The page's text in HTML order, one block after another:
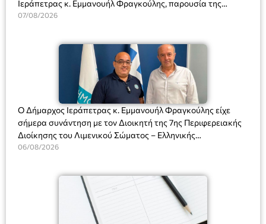
Ιεράπετρας κ. Εμμανουήλ Φραγκούλης, παρουσία της
Διευθύντριας του σχολείου κας Μαριάννας Χαΐτα.
07/08/2026
Ο Δήμαρχος Ιεράπετρας κ. Εμμανουήλ Φραγκούλης είχε
σήμερα συνάντηση με τον Διοικητή της 7ης Περιφερειακής
Διοίκησης του Λιμενικού Σώματος – Ελληνικής
Ακτοφυλακής (Λ.Σ.-ΕΛ.ΑΚΤ.), Αρχιπλοίαρχο Λ.Σ. κ. Ιωάννη
06/08/2026